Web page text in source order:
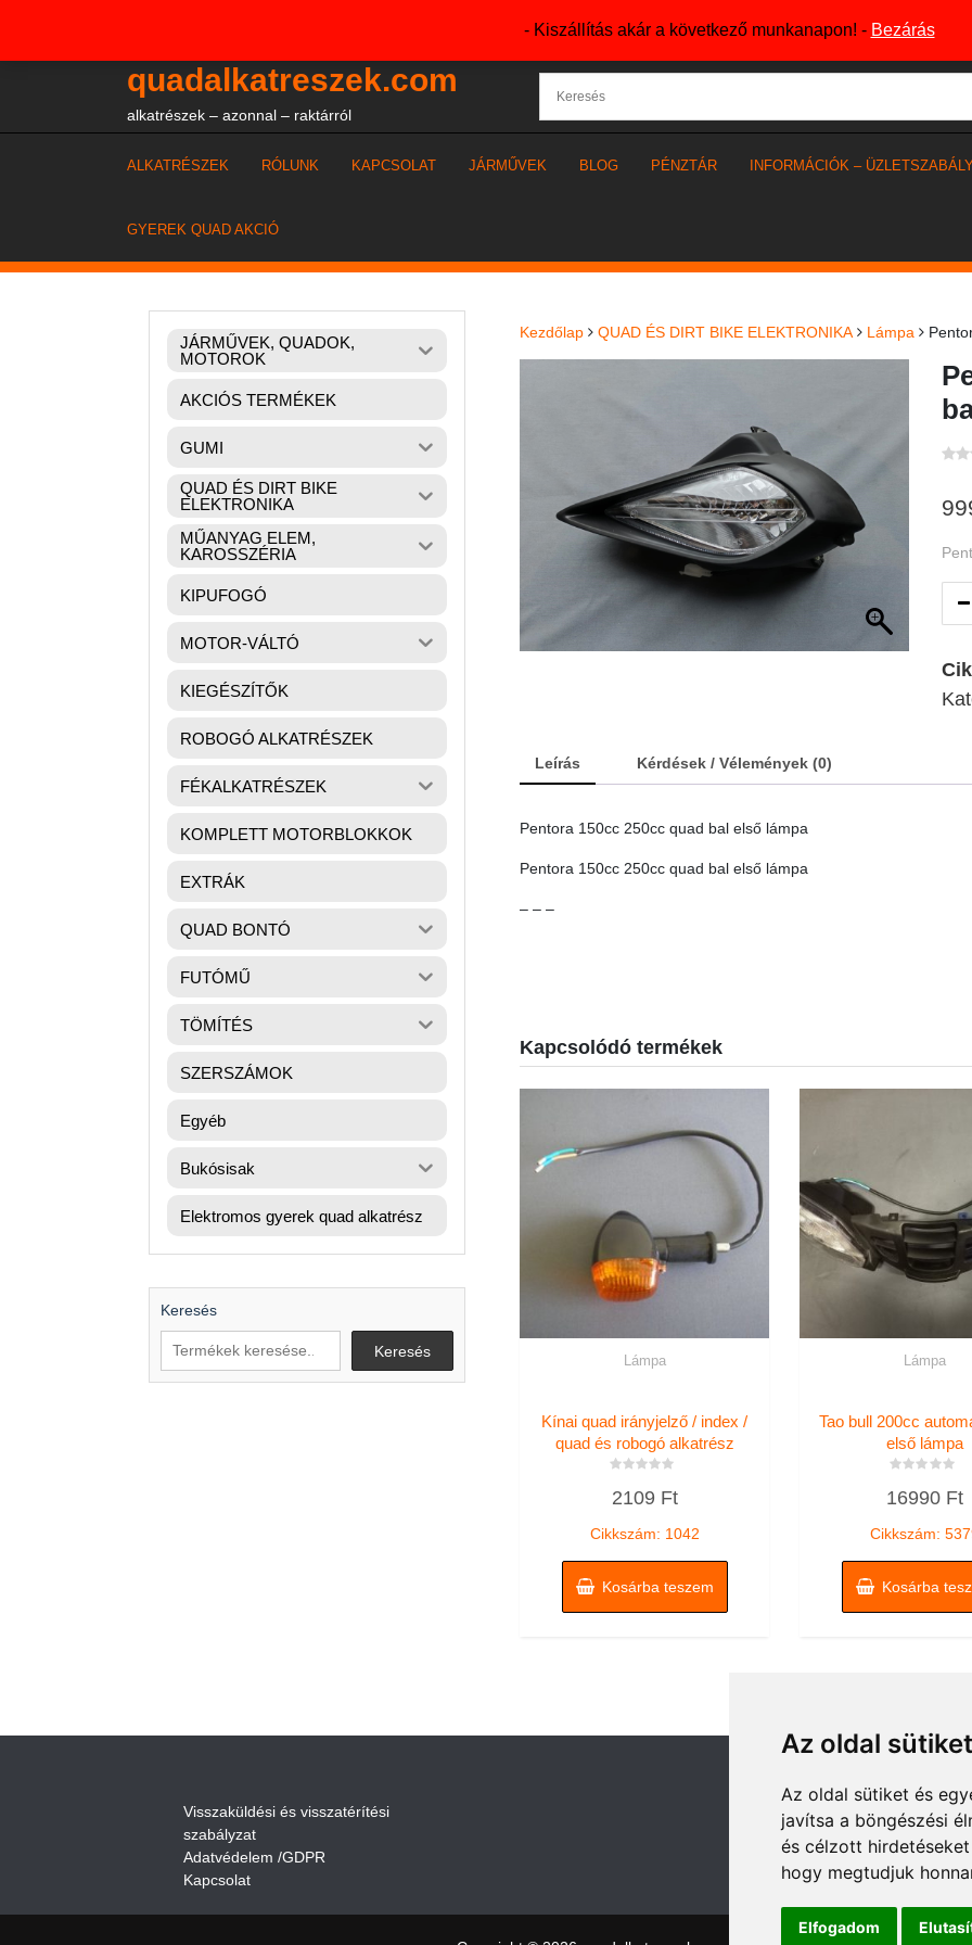
Az oldal
Az oldal sütiket és
javítsa a böngészési
és célzott
hogy megtudjuk
Elfogadom
- Kiszállítás akár a következő munkanapon! - Bezárás
quadalkatreszek.com
alkatrészek – azonnal – raktárról
ALKATRÉSZEK RÓLUNK KAPCSOLAT JÁRMŰVEK BLOG PÉNZTÁR INFORMÁCIÓK –
GYEREK QUAD AKCIÓ
Kezdőlap QUAD ÉS DIRT BIKE ELEKTRONIKA Lámpa
Leírás Kérdések / Vélemények (0)
Pentora 150cc 250cc quad bal első lámpa
Pentora 150cc 250cc quad bal első lámpa
– – –
Kapcsolódó termékek
Lámpa
Kínai quad irányjelző / index /
quad és robogó alkatrész
02109 Ft
Cikkszám: 1042
Kosárba teszem
Lámpa
Tao bull 200cc
első lámpa
0
16990 Ft
Cikkszám:
Kosárba
JÁRMŰVEK, QUADOK,
MOTOROK
AKCIÓS TERMÉKEK
GUMI
QUAD ÉS DIRT BIKE
ELEKTRONIKA
MŰANYAG ELEM,
KAROSSZÉRIA
KIPUFOGÓ
MOTOR-VÁLTÓ
KIEGÉSZÍTŐK
ROBOGÓ ALKATRÉSZEK
FÉKALKATRÉSZEK
KOMPLETT MOTORBLOKKOK
EXTRÁK
QUAD BONTÓ
FUTÓMŰ
TÖMÍTÉS
SZERSZÁMOK
Egyéb
Bukósisak
Elektromos gyerek quad alkatrész
Keresés
Keresés
Visszaküldési és visszatérítési
szabályzat
Adatvédelem /GDPR
Kapcsolat